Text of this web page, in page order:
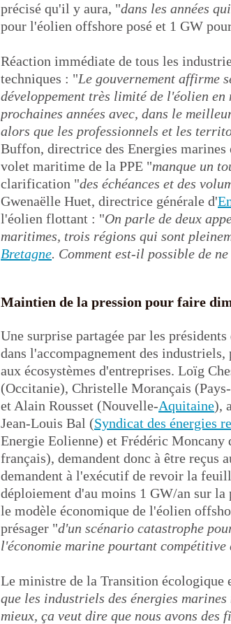
précisé qu'il y aura, "dans les années
pour l'éolien offshore posé et 1 GW
Réaction immédiate de tous les
techniques : "Le gouvernement affirme
développement très limité de l'éolien
prochaines années avec, dans le
alors que les professionnels et les
Buffon, directrice des Energies marines
volet maritime de la PPE "manque un
clarification "des échéances et des
Gwenaëlle Huet, directrice générale d'
l'éolien flottant : "On parle de deux
maritimes, trois régions qui sont
Bretagne. Comment est-il possible de
Maintien de la pression pour faire
Une surprise partagée par les
dans l'accompagnement des
aux écosystèmes d'entreprises. Loïg
(Occitanie), Christelle Morançais
et Alain Rousset (Nouvelle-Aquitaine),
Jean-Louis Bal (Syndicat des énergies
Energie Eolienne) et Frédéric
français), demandent donc à être
demandent à l'exécutif de revoir la
déploiement d'au moins 1 GW/an sur
le modèle économique de l'éolien
présager "d'un scénario catastrophe
l'économie marine pourtant compétitive
Le ministre de la Transition
que les industriels des énergies
mieux, ça veut dire que nous avons